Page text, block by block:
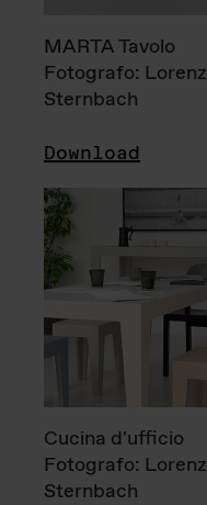
MARTA Tavolo
Fotografo: Lorenz
Sternbach
Download
Cucina d'ufficio
Fotografo: Lorenz
Sternbach